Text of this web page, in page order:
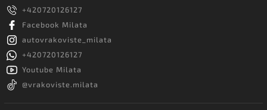
+420720126127
Facebook Milata
autovrakoviste_milata
+420720126127
Youtube Milata
@vrakoviste.milata